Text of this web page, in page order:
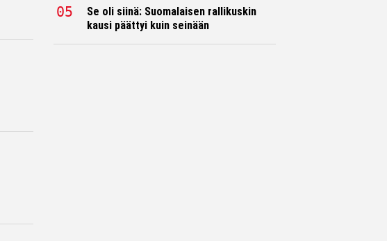
Se oli siinä: Suomalaisen rallikuskin
kausi päättyi kuin seinään